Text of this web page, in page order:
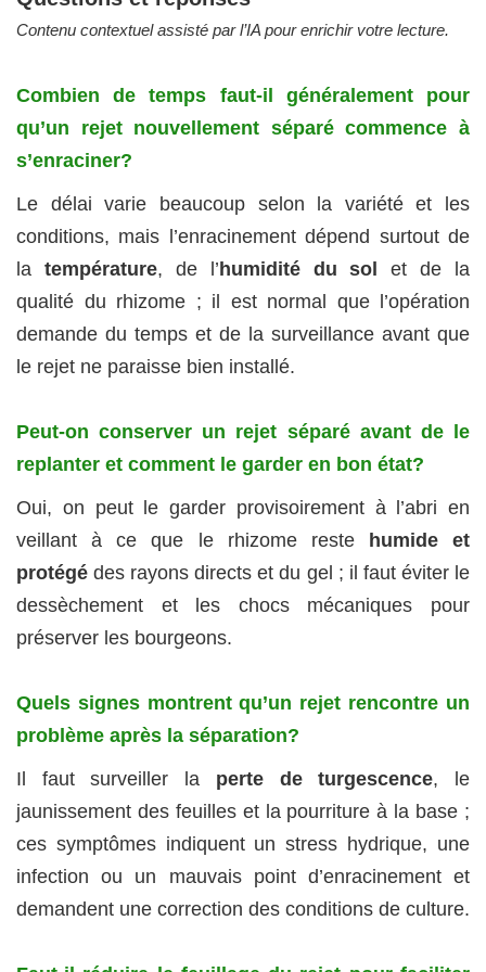
Contenu contextuel assisté par l’IA pour enrichir votre lecture.
Combien de temps faut-il généralement pour
qu’un rejet nouvellement séparé commence à
s’enraciner?
Le délai varie beaucoup selon la variété et les
conditions, mais l’enracinement dépend surtout de
la température, de l’humidité du sol et de la
qualité du rhizome ; il est normal que l’opération
demande du temps et de la surveillance avant que
le rejet ne paraisse bien installé.
Peut‑on conserver un rejet séparé avant de le
replanter et comment le garder en bon état?
Oui, on peut le garder provisoirement à l’abri en
veillant à ce que le rhizome reste humide et
protégé des rayons directs et du gel ; il faut éviter le
dessèchement et les chocs mécaniques pour
préserver les bourgeons.
Quels signes montrent qu’un rejet rencontre un
problème après la séparation?
Il faut surveiller la perte de turgescence, le
jaunissement des feuilles et la pourriture à la base ;
ces symptômes indiquent un stress hydrique, une
infection ou un mauvais point d’enracinement et
demandent une correction des conditions de culture.